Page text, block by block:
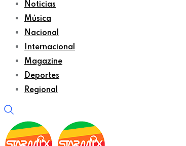
Noticias
Música
Nacional
Internacional
Magazine
Deportes
Regional